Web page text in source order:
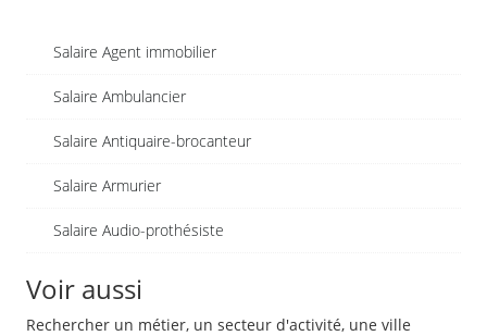
Salaire Agent immobilier
Salaire Ambulancier
Salaire Antiquaire-brocanteur
Salaire Armurier
Salaire Audio-prothésiste
Voir aussi
Rechercher un métier, un secteur d'activité, une ville